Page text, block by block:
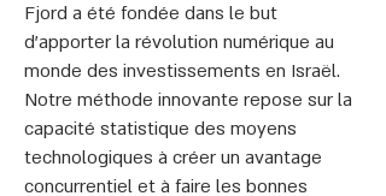
Fjord a été fondée dans le but
d'apporter la révolution numérique au
monde des investissements en Israël.
Notre méthode innovante repose sur la
capacité statistique des moyens
technologiques à créer un avantage
concurrentiel et à faire les bonnes